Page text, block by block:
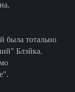
была тотально
Блэйка.